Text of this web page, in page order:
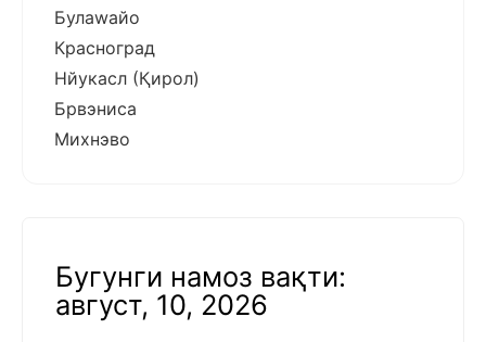
Булаwайо
Красноград
Нйукасл (Қирол)
Брвэниcа
Михнэво
Бугунги намоз вақти:
август, 10, 2026